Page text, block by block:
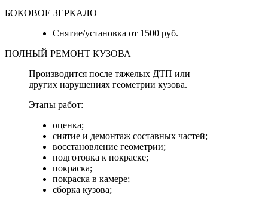
БОКОВОЕ ЗЕРКАЛО
Снятие/установка от 1500 руб.
ПОЛНЫЙ РЕМОНТ КУЗОВА
Производится после тяжелых ДТП или
других нарушениях геометрии кузова.
Этапы работ:
оценка;
снятие и демонтаж составных частей;
восстановление геометрии;
подготовка к покраске;
покраска;
покраска в камере;
сборка кузова;